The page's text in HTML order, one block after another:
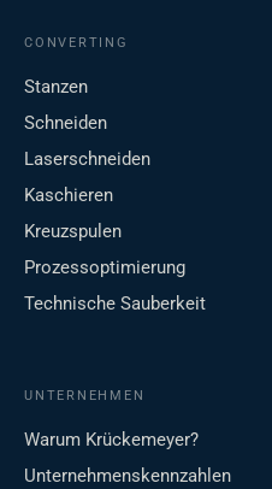
CONVERTING
Stanzen
Schneiden
Laserschneiden
Kaschieren
Kreuzspulen
Prozessoptimierung
Technische Sauberkeit
UNTERNEHMEN
Warum Krückemeyer?
Unternehmenskennzahlen